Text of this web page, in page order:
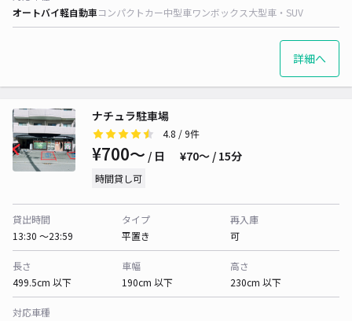
オートバイ軽自動車コンパクトカー中型車ワンボックス大型車・SUV
詳細へ
ナチュラ駐車場
4.8 / 9件
¥700〜 / 日 ¥70〜 / 15分
時間貸し可
貸出時間
13:30 〜23:59
タイプ
平置き
再入庫
可
長さ
499.5cm 以下
車幅
190cm 以下
高さ
230cm 以下
対応車種